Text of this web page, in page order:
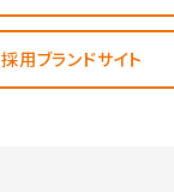
採用ブランドサイト